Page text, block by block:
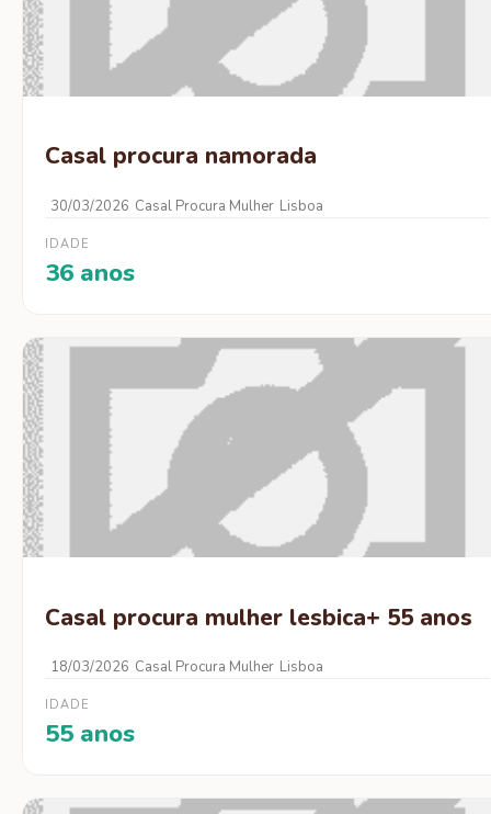
Casal procura namorada
30/03/2026 Casal Procura Mulher Lisboa
IDADE
36 anos
Casal procura mulher lesbica+ 55 anos
18/03/2026 Casal Procura Mulher Lisboa
IDADE
55 anos